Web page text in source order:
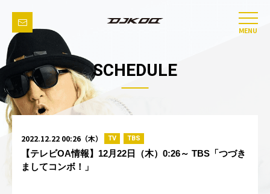
MENU
SCHEDULE
2022.12.22 00:26（木） TV
TBS
【テレビOA情報】12月22日（木）0:26～ TBS「つづき
ましてコンボ！」